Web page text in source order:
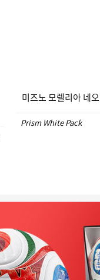
미즈노 모렐리아 네
Prism White Pack